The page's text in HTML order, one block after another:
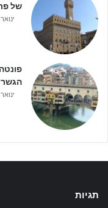
של
ינואר 8, 2021
ינואר 8, 2021
תגיות